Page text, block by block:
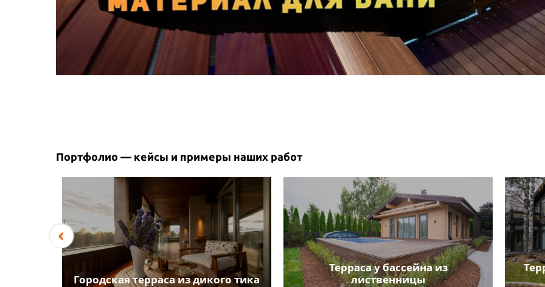
Портфолио — кейсы и примеры наших работ
Городская терраса из дикого тика
Терраса у бассейна из
лиственницы